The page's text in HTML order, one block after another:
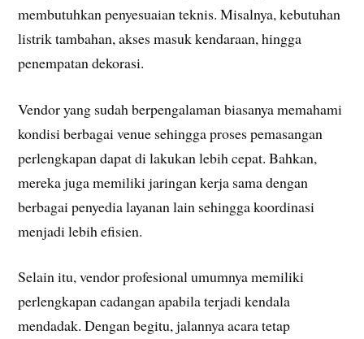
membutuhkan penyesuaian teknis. Misalnya, kebutuhan
listrik tambahan, akses masuk kendaraan, hingga
penempatan dekorasi.
Vendor yang sudah berpengalaman biasanya memahami
kondisi berbagai venue sehingga proses pemasangan
perlengkapan dapat di lakukan lebih cepat. Bahkan,
mereka juga memiliki jaringan kerja sama dengan
berbagai penyedia layanan lain sehingga koordinasi
menjadi lebih efisien.
Selain itu, vendor profesional umumnya memiliki
perlengkapan cadangan apabila terjadi kendala
mendadak. Dengan begitu, jalannya acara tetap